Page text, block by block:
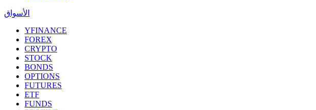
الأسواق
YFINANCE
FOREX
CRYPTO
STOCK
BONDS
OPTIONS
FUTURES
ETF
FUNDS